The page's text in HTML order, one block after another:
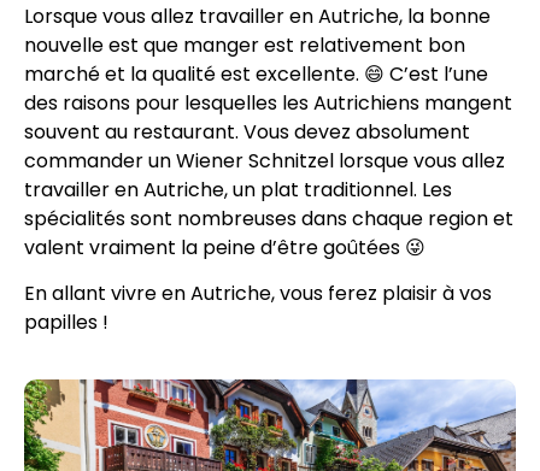
Lorsque vous allez travailler en Autriche, la bonne
nouvelle est que manger est relativement bon
marché et la qualité est excellente. 😄 C’est l’une
des raisons pour lesquelles les Autrichiens mangent
souvent au restaurant. Vous devez absolument
commander un Wiener Schnitzel lorsque vous allez
travailler en Autriche, un plat traditionnel. Les
spécialités sont nombreuses dans chaque region et
valent vraiment la peine d’être goûtées 😜
En allant vivre en Autriche, vous ferez plaisir à vos
papilles !